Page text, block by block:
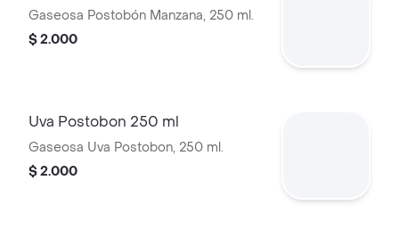
Gaseosa Postobón Manzana, 250 ml.
$ 2.000
Uva Postobon 250 ml
Gaseosa Uva Postobon, 250 ml.
$ 2.000